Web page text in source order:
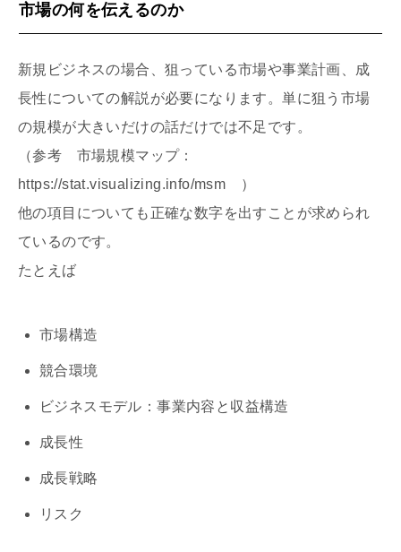
市場の何を伝えるのか
新規ビジネスの場合、狙っている市場や事業計画、成
長性についての解説が必要になります。単に狙う市場
の規模が大きいだけの話だけでは不足です。
（参考 市場規模マップ：
https://stat.visualizing.info/msm ）
他の項目についても正確な数字を出すことが求められ
ているのです。
たとえば
市場構造
競合環境
ビジネスモデル：事業内容と収益構造
成長性
成長戦略
リスク